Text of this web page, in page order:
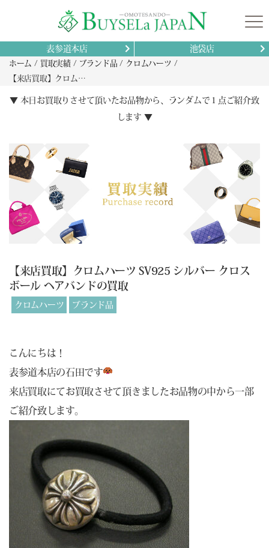
表参道本店 池袋店
ホーム 買取実績 ブランド品
クロムハーツ
【来店買取】クロムハーツ SV925 シルバー クロスボール ヘアバンドの買取
▼ 本日お買取りさせて頂いたお品物から、ランダムで１点ご紹介致
します ▼
【来店買取】クロムハーツ SV925 シルバー クロス
ボール ヘアバンドの買取
クロムハーツ ブランド品
こんにちは！
表参道本店の石田です
来店買取にてお買取させて頂きましたお品物の中から一部
ご紹介致します。